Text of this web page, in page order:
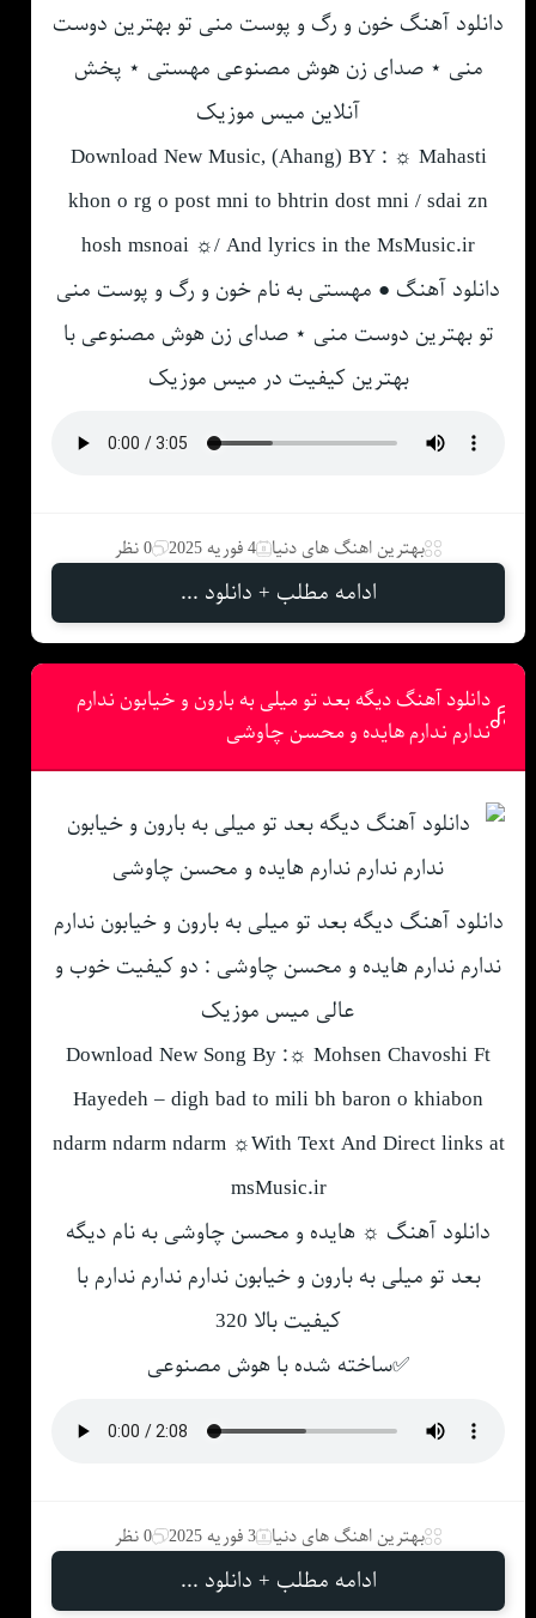
دانلود آهنگ خون و رگ و پوست منی تو بهترین دوست
منی ⋆ صدای زن هوش مصنوعی مهستی ⋆ پخش
آنلاین میس موزیک
Download New Music, (Ahang) BY : ☼ Mahasti
khon o rg o post mni to bhtrin dost mni / sdai zn
hosh msnoai ☼/ And lyrics in the MsMusic.ir
دانلود آهنگ ● مهستی به نام خون و رگ و پوست منی
تو بهترین دوست منی ⋆ صدای زن هوش مصنوعی با
بهترین کیفیت در میس موزیک
بهترین اهنگ های دنیا 4 فوریه 2025 0 نظر
ادامه مطلب + دانلود ...
دانلود آهنگ دیگه بعد تو میلی به بارون و خیابون ندارم
ندارم ندارم هایده و محسن چاوشی
دانلود آهنگ دیگه بعد تو میلی به بارون و خیابون ندارم
ندارم ندارم هایده و محسن چاوشی : دو کیفیت خوب و
عالی میس موزیک
Download New Song By :☼ Mohsen Chavoshi Ft
Hayedeh – digh bad to mili bh baron o khiabon
ndarm ndarm ndarm ☼With Text And Direct links at
msMusic.ir
دانلود آهنگ ☼ هایده و محسن چاوشی به نام دیگه
بعد تو میلی به بارون و خیابون ندارم ندارم ندارم با
کیفیت بالا 320
✅ساخته شده با هوش مصنوعی
بهترین اهنگ های دنیا 3 فوریه 2025 0 نظر
ادامه مطلب + دانلود ...